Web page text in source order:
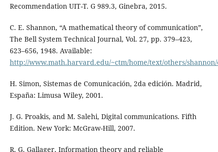
Recommendation UIT-T. G 989.3, Ginebra, 2015.
C. E. Shannon, “A mathematical theory of communication”,
The Bell System Technical Journal, Vol. 27, pp. 379–423,
623–656, 1948. Available:
http://www.math.harvard.edu/~ctm/home/text/others/
H. Simon, Sistemas de Comunicación, 2da edición. Madrid,
España: Limusa Wiley, 2001.
J. G. Proakis, and M. Salehi, Digital communications. Fifth
Edition. New York: McGraw-Hill, 2007.
R. G. Gallager, Information theory and reliable